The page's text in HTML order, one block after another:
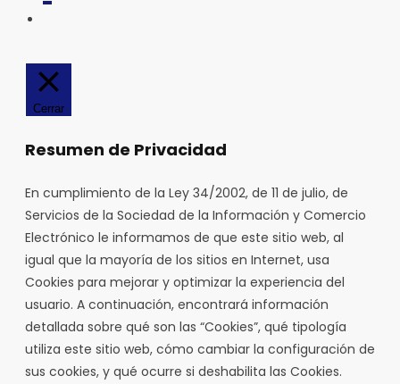
DE
LA
WEB
Cerrar
Resumen de Privacidad
En cumplimiento de la Ley 34/2002, de 11 de julio, de
Servicios de la Sociedad de la Información y Comercio
Electrónico le informamos de que este sitio web, al
igual que la mayoría de los sitios en Internet, usa
Cookies para mejorar y optimizar la experiencia del
usuario. A continuación, encontrará información
detallada sobre qué son las “Cookies”, qué tipología
utiliza este sitio web, cómo cambiar la configuración de
sus cookies, y qué ocurre si deshabilita las Cookies.